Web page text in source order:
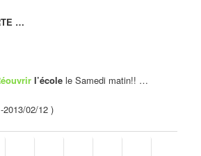
…
l’écolele Samedi matin!! …
2013/02/12 )